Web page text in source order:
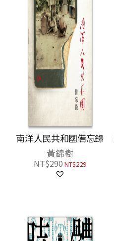
南洋人民共和國備忘錄
黃錦樹
NT$290NT$229